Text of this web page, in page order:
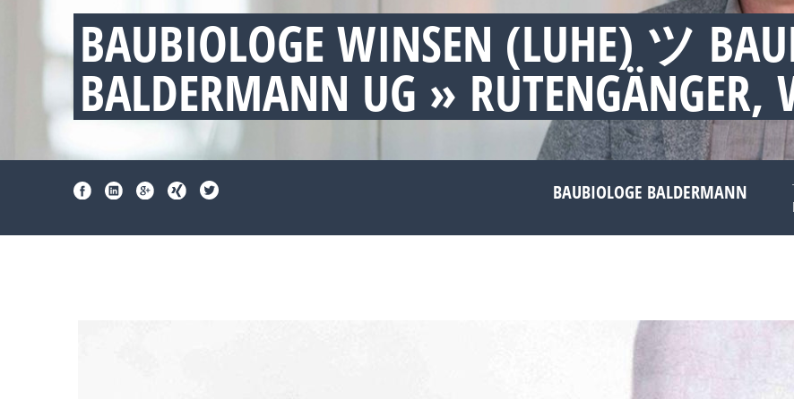
BAUBIOLOGE WINSEN (LUHE) ツ
BALDERMANN UG » RUTENGÄNGER,
BAUBIOLOGE BALDERMANN